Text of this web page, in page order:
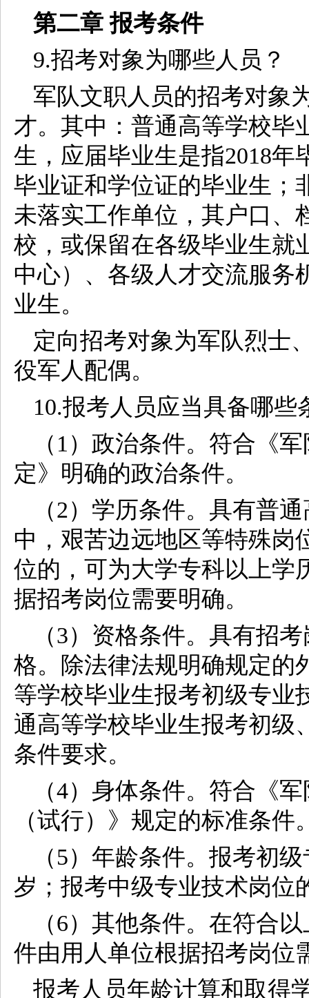
第二章 报考条件
9.招考对象为哪些人员？
军队文职人员的招考对象
才。其中：普通高等学校毕
生，应届毕业生是指2018年
毕业证和学位证的毕业生；
未落实工作单位，其户口、
校，或保留在各级毕业生就
中心）、各级人才交流服务
业生。
定向招考对象为军队烈士
役军人配偶。
10.报考人员应当具备哪些
（1）政治条件。符合《
定》明确的政治条件。
（2）学历条件。具有普
中，艰苦边远地区等特殊岗
位的，可为大学专科以上学
据招考岗位需要明确。
（3）资格条件。具有招
格。除法律法规明确规定的
等学校毕业生报考初级专业
通高等学校毕业生报考初级
条件要求。
（4）身体条件。符合《
（试行）》规定的标准条件
（5）年龄条件。报考初
岁；报考中级专业技术岗位
（6）其他条件。在符合
件由用人单位根据招考岗位
报考人员年龄计算和取得